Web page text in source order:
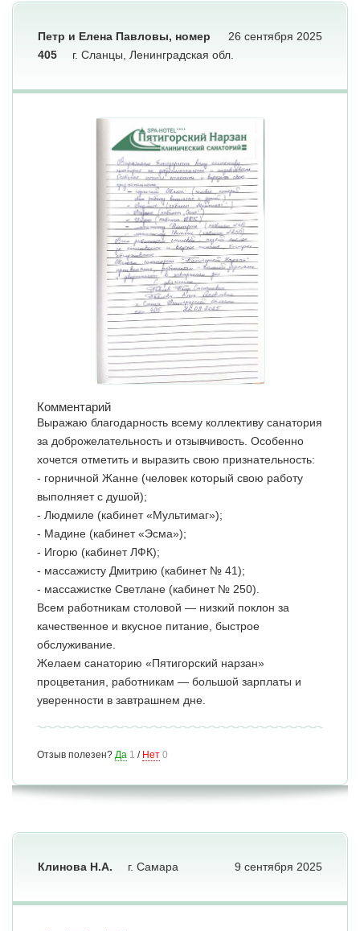
26 сентября 2025
Петр и Елена Павловы, номер
405
г. Сланцы, Ленинградская обл.
Комментарий
Выражаю благодарность всему коллективу санатория
за доброжелательность и отзывчивость. Особенно
хочется отметить и выразить свою признательность:
- горничной Жанне (человек который свою работу
выполняет с душой);
- Людмиле (кабинет «Мультимаг»);
- Мадине (кабинет «Эсма»);
- Игорю (кабинет ЛФК);
- массажисту Дмитрию (кабинет № 41);
- массажистке Светлане (кабинет № 250).
Всем работникам столовой — низкий поклон за
качественное и вкусное питание, быстрое
обслуживание.
Желаем санаторию «Пятигорский нарзан»
процветания, работникам — большой зарплаты и
уверенности в завтрашнем дне.
Отзыв полезен? Да 1 / Нет 0
9 сентября 2025
Клинова Н.А. г. Самара